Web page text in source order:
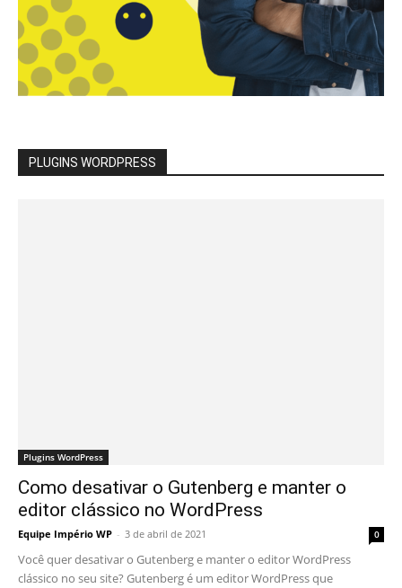
PLUGINS WORDPRESS
Plugins WordPress
Como desativar o Gutenberg e manter o
editor clássico no WordPress
Equipe Império WP - 3 de abril de 2021 0
Você quer desativar o Gutenberg e manter o editor WordPress
clássico no seu site? Gutenberg é um editor WordPress que